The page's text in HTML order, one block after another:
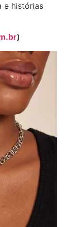
e histórias
)